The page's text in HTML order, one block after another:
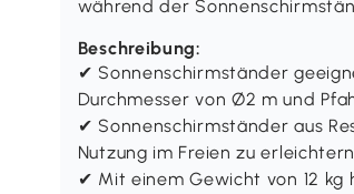
während der
Beschreibung:
✔ Sonnenschirmständer
Durchmesser von Ø2 m und
✔ Sonnenschirmständer aus
Nutzung im Freien zu erleichtern
✔ Mit einem Gewicht von 12